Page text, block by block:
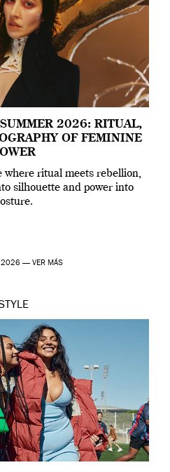
2026: RITUAL,
OF FEMININE
where ritual meets rebellion,
silhouette and power into
— VER MÁS